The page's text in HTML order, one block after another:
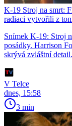
K-19 Stroj na smrt:
radiaci vytvořili z
Snímek K-19: Stroj
posádky. Harrison
skrývá zvláštní detail.
V Telce
dnes, 15:58
3 min